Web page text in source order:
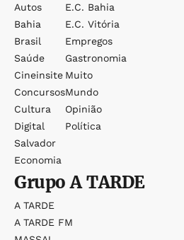
Autos
Bahia
Brasil
Saúde
Cineinsite
Concursos
Cultura
Digital
Salvador
Economia
E.c. Bahia
E.c. Vitória
Empregos
Gastronomia
Muito
Mundo
Opinião
Política
GrupoA TARDE
A TARDE
A TARDE FM